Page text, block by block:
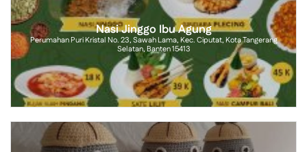
Nasi Jinggo Ibu Agung
Perumahan Puri Kristal No. 23, Sawah Lama, Kec. Ciputat, Kota Tangerang
Selatan, Banten 15413